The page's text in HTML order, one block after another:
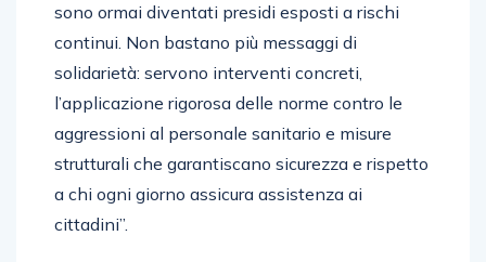
sono ormai diventati presidi esposti a rischi
continui. Non bastano più messaggi di
solidarietà: servono interventi concreti,
l’applicazione rigorosa delle norme contro le
aggressioni al personale sanitario e misure
strutturali che garantiscano sicurezza e rispetto
a chi ogni giorno assicura assistenza ai
cittadini”.